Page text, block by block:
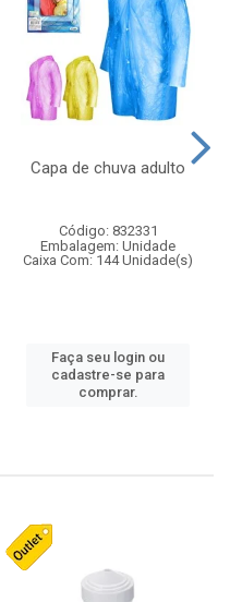
Capa de chuva adulto
Código: 832331
Embalagem: Unidade
Caixa Com: 144 Unidade(s)
Faça seu login ou
cadastre-se para
comprar.